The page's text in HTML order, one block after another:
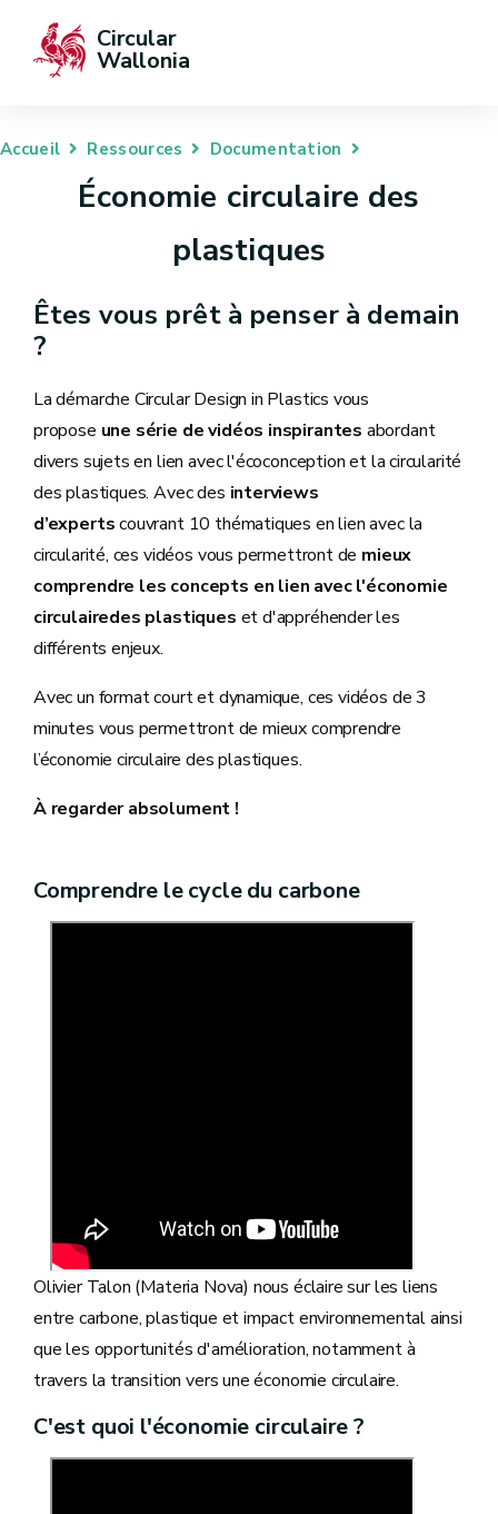
Circular
Wallonia
Accueil Ressources Documentation
Économie circulaire des
plastiques
Êtes vous prêt à penser à demain
?
La démarche Circular Design in Plastics vous
propose une série de vidéos inspirantes abordant
divers sujets en lien avec l'écoconception et la circularité
des plastiques. Avec des interviews
d’expertscouvrant 10 thématiques en lien avec la
circularité, ces vidéos vous permettront de mieux
comprendre les concepts en lien avec l'économie
circulairedes plastiques et d'appréhender les
différents enjeux.
Avec un format court et dynamique, ces vidéos de 3
minutes vous permettront de mieux comprendre
l’économie circulaire des plastiques.
À regarder absolument !
Comprendre le cycle du carbone
Olivier Talon (Materia Nova) nous éclaire sur les liens
entre carbone, plastique et impact environnemental ainsi
que les opportunités d'amélioration, notamment à
travers la transition vers une économie circulaire.
C'est quoi l'économie circulaire ?